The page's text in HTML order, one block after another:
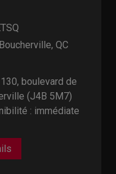
Boucherville, QC
130, boulevard de
(J4B 5M7)
: immédiate